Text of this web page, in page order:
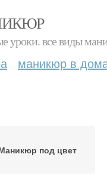
уроки. все виды
маникюр в
под цвет